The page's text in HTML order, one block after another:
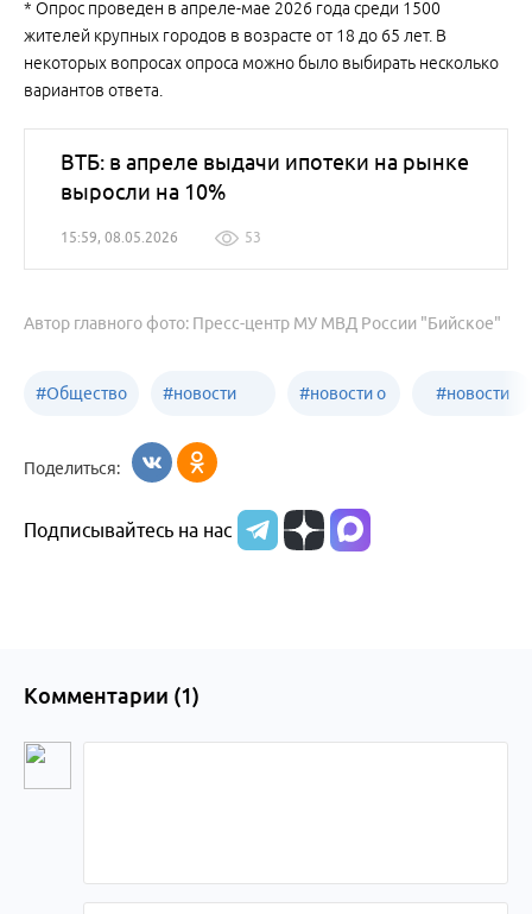
* Опрос проведен в апреле-мае 2026 года среди 1500
жителей крупных городов в возрасте от 18 до 65 лет. В
некоторых вопросах опроса можно было выбирать несколько
вариантов ответа.
ВТБ: в апреле выдачи ипотеки на рынке
выросли на 10%
15:59, 08.05.2026 53
Автор главного фото: Пресс-центр МУ МВД России "Бийское"
#Общество #новости
образования
#новости о
Алтайского
#новости
Поделиться:
Подписывайтесь на нас
Комментарии (1)